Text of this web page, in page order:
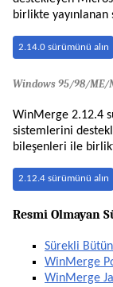
birlikte yayınlanan
2.14.0 sürümünü alın
Windows 95/98/ME/
WinMerge 2.12.4
sistemlerini
bileşenleri ile
2.12.4 sürümünü alın
Resmi Olmayan
Sürekli
WinMerge
WinMerge